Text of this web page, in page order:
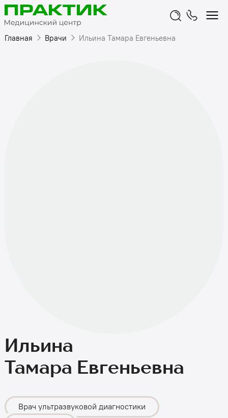
Главная Врачи Ильина Тамара Евгеньевна
Ильина
Тамара Евгеньевна
Врач ультразвуковой диагностики